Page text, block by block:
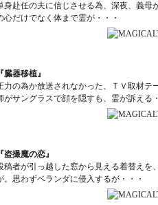
身赴任の夫に信じさせる為、深夜、義母
心だけでなく体まで霊が・・・
臓器移植』
力の為か放送されなかった、ＴＶ取材テ
がサングラスで顔を隠すも、霊が訴える
盗撮魔の恋』
稿者が引っ越した窓から見える着替えを
。思わずベランダに侵入するが・・・